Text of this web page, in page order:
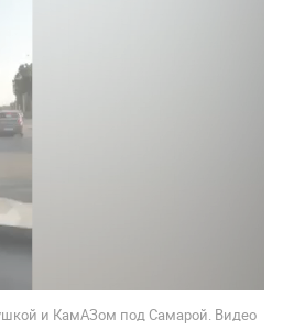
и КамАЗом под Самарой. Видео